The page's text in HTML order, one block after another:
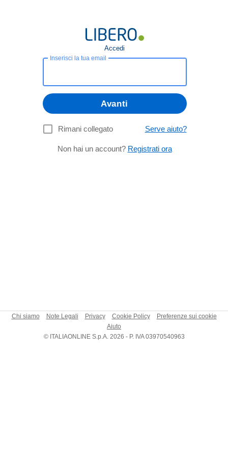
Accedi
Inserisci la tua email
Avanti
Rimani collegato Serve aiuto?
Non hai un account? Registrati ora
Chi siamo Note Legali Privacy Cookie Policy
Preferenze sui cookie
Aiuto
© ITALIAONLINE S.p.A. 2026 - P. IVA 03970540963